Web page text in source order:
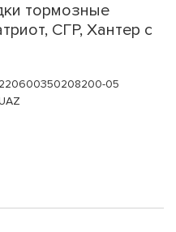
тормозные
СГР, Хантер с
220600350208200-05